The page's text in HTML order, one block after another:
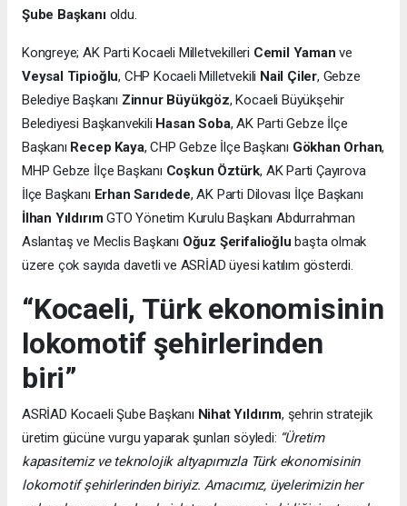
Şube Başkanıoldu.
Kongreye; AK Parti Kocaeli Milletvekilleri Cemil Yaman ve
Veysal Tipioğlu, CHP Kocaeli Milletvekili Nail Çiler, Gebze
Belediye Başkanı Zinnur Büyükgöz, Kocaeli Büyükşehir
Belediyesi Başkanvekili Hasan Soba, AK Parti Gebze İlçe
Başkanı Recep Kaya, CHP Gebze İlçe Başkanı Gökhan Orhan,
MHP Gebze İlçe Başkanı Coşkun Öztürk, AK Parti Çayırova
İlçe Başkanı Erhan Sarıdede, AK Parti Dilovası İlçe Başkanı
İlhan YıldırımGTO Yönetim Kurulu Başkanı Abdurrahman
Aslantaş ve Meclis Başkanı Oğuz Şerifalioğlu başta olmak
üzere çok sayıda davetli ve ASRİAD üyesi katılım gösterdi.
“Kocaeli, Türk ekonomisinin
lokomotif şehirlerinden
biri”
ASRİAD Kocaeli Şube Başkanı Nihat Yıldırım, şehrin stratejik
üretim gücüne vurgu yaparak şunları söyledi: “Üretim
kapasitemiz ve teknolojik altyapımızla Türk ekonomisinin
lokomotif şehirlerinden biriyiz. Amacımız, üyelerimizin her